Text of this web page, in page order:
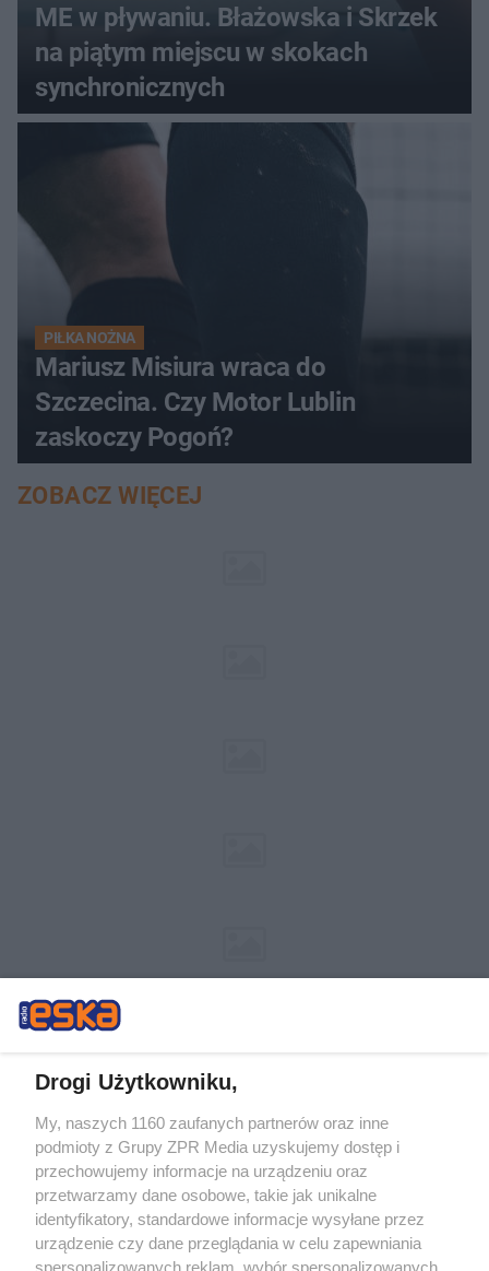
ME w pływaniu. Błażowska i Skrzek
na piątym miejscu w skokach
synchronicznych
PIŁKA NOŻNA
Mariusz Misiura wraca do
Szczecina. Czy Motor Lublin
zaskoczy Pogoń?
ZOBACZ WIĘCEJ
Żaden utwór zamieszczony w serwisie nie może być powielany i
rozpowszechniany lub dalej rozpowszechniany w jakikolwiek sposób (w
tym także elektroniczny lub mechaniczny) na jakimkolwiek polu
eksploatacji w jakiejkolwiek formie, włącznie z umieszczaniem w Internecie
bez pisemnej zgody właściciela praw. Jakiekolwiek użycie lub
wykorzystanie utworów w całości lub w części z naruszeniem prawa, tzn.
bez właściwej zgody, jest zabronione pod groźbą kary i może być ścigane
prawnie.
Drogi Użytkowniku,
My, naszych 1160 zaufanych partnerów oraz inne
podmioty z Grupy ZPR Media uzyskujemy dostęp i
przechowujemy informacje na urządzeniu oraz
przetwarzamy dane osobowe, takie jak unikalne
identyfikatory, standardowe informacje wysyłane przez
urządzenie czy dane przeglądania w celu zapewniania
spersonalizowanych reklam, wybór spersonalizowanych